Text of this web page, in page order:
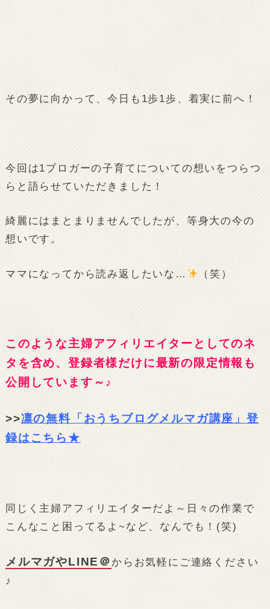
その夢に向かって、今日も1歩1歩、着実に前へ！
今回は1ブロガーの子育てについての想いをつらつ
らと語らせていただきました！
綺麗にはまとまりませんでしたが、等身大の今の
想いです。
ママになってから読み返したいな… （笑）
このような主婦アフィリエイターとしてのネ
タを含め、登録者様だけに最新の限定情報も
公開しています～♪
>>凛の無料「おうちブログメルマガ講座」登
録はこちら★
同じく主婦アフィリエイターだよ～日々の作業で
こんなこと困ってるよ~など、なんでも！(笑)
メルマガやLINE＠ からお気軽にご連絡ください
♪